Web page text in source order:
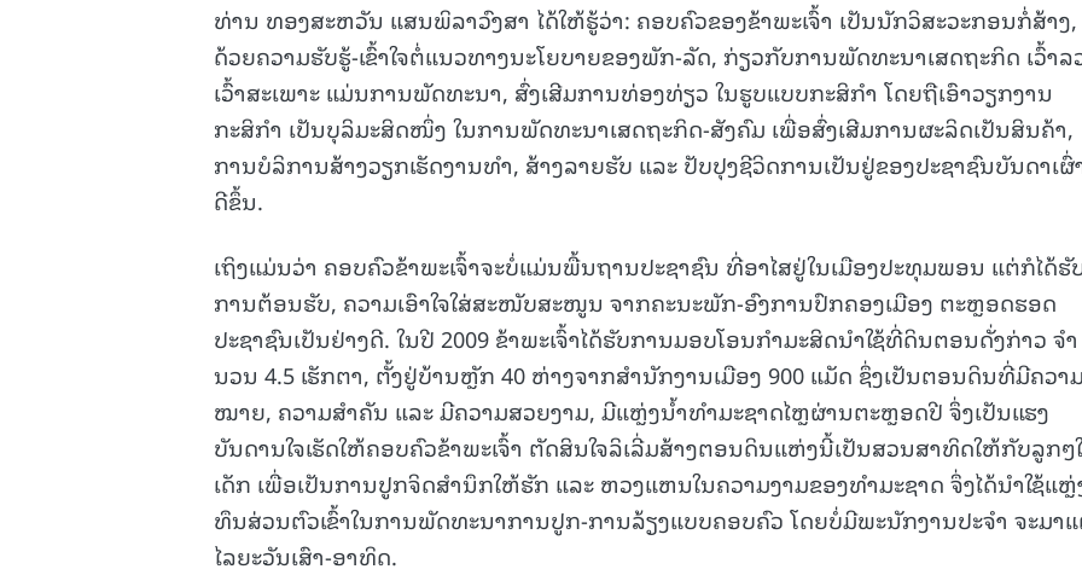
ທ່ານ ທອງສະຫວັນ ແສນພິລາວົງສາ ໄດ້ໃຫ້ຮູ້ວ່າ: ຄອບຄົວຂອງຂ້າພະເຈົ້າ ເປັນນັກວິສະວະກອນກໍ່ສ້າງ,
ດ້ວຍຄວາມຮັບຮູ້-ເຂົ້າໃຈຕໍ່ແນວທາງນະໂຍບາຍຂອງພັກ-ລັດ, ກ່ຽວກັບການພັດທະນາເສດຖະກິດ ເວົ້າລ
ເວົ້າສະເພາະ ແມ່ນການພັດທະນາ, ສົ່ງເສີມການທ່ອງທ່ຽວ ໃນຮູບແບບກະສິກຳ ໂດຍຖືເອົາວຽກງານ
ກະສິກຳ ເປັນບຸລິມະສິດໜຶ່ງ ໃນການພັດທະນາເສດຖະກິດ-ສັງຄົມ ເພື່ອສົ່ງເສີມການຜະລິດເປັນສິນຄ້າ,
ການບໍລິການສ້າງວຽກເຮັດງານທໍາ, ສ້າງລາຍຮັບ ແລະ ປັບປຸງຊີວິດການເປັນຢູ່ຂອງປະຊາຊົນບັນດາເຜົ່
ດີຂຶ້ນ.
ເຖິງແມ່ນວ່າ ຄອບຄົວຂ້າພະເຈົ້າຈະບໍ່ແມ່ນພື້ນຖານປະຊາຊົນ ທີ່ອາໄສຢູ່ໃນເມືອງປະທຸມພອນ ແຕ່ກໍໄດ້ຮັ
ການຕ້ອນຮັບ, ຄວາມເອົາໃຈໃສ່ສະໜັບສະໜູນ ຈາກຄະນະພັກ-ອົງການປົກຄອງເມືອງ ຕະຫຼອດຮອດ
ປະຊາຊົນເປັນຢ່າງດີ. ໃນປີ 2009 ຂ້າພະເຈົ້າໄດ້ຮັບການມອບໂອນກໍາມະສິດນໍາໃຊ້ທີ່ດິນຕອນດັ່ງກ່າວ ຈໍາ
ນວນ 4.5 ເຮັກຕາ, ຕັ້ງຢູ່ບ້ານຫຼັກ 40 ຫ່າງຈາກສໍານັກງານເມືອງ 900 ແມັດ ຊຶ່ງເປັນຕອນດິນທີ່ມີຄວາມ
ໝາຍ, ຄວາມສໍາຄັນ ແລະ ມີຄວາມສວຍງາມ, ມີແຫຼ່ງນໍ້າທໍາມະຊາດໄຫຼຜ່ານຕະຫຼອດປີ ຈຶ່ງເປັນແຮງ
ບັນດານໃຈເຮັດໃຫ້ຄອບຄົວຂ້າພະເຈົ້າ ຕັດສິນໃຈລິເລີ່ມສ້າງຕອນດິນແຫ່ງນີ້ເປັນສວນສາທິດໃຫ້ກັບລູກໆ
ເດັກ ເພື່ອເປັນການປູກຈິດສໍານຶກໃຫ້ຮັກ ແລະ ຫວງແຫນໃນຄວາມງາມຂອງທໍາມະຊາດ ຈຶ່ງໄດ້ນໍາໃຊ້ແຫຼ່
ທຶນສ່ວນຕົວເຂົ້າໃນການພັດທະນາການປູກ-ການລ້ຽງແບບຄອບຄົວ ໂດຍບໍ່ມີພະນັກງານປະຈໍາ ຈະມາ
ໄລຍະວັນເສົາ-ອາທິດ.